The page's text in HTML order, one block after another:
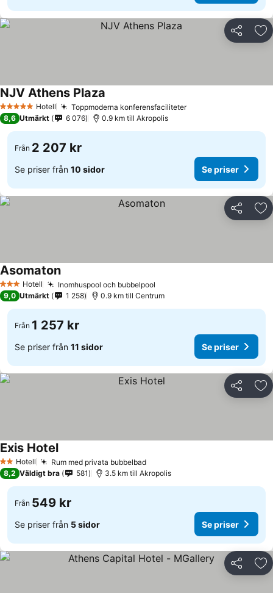
Dela
5 Stjärnor Hotell Toppmoderna konferensfaciliteter
NJV Athens Plaza
8,6 Utmärkt 6 076 0.9 km till Akropolis
Från 2 207 kr
Se priser från 10 sidor Se priser
Dela
3 StjärnorHotell Inomhuspool och bubbelpool
Asomaton
9,0 Utmärkt 1 258 0.9 km till Centrum
Från 1 257 kr
Se priser från 11 sidor Se priser
Dela
2 Stjärnor
Hotell Rum med privata bubbelbad
Exis Hotel
8,2 Väldigt bra 581 3.5 km till Akropolis
Från 549 kr
Se priser från 5 sidor Se priser
Dela